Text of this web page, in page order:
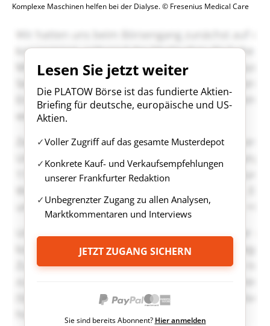
Komplexe Maschinen helfen bei der Dialyse. © Fresenius Medical Care
Lesen Sie jetzt weiter
Die PLATOW Börse ist das fundierte Aktien-
Briefing für deutsche, europäische und US-
Aktien.
Voller Zugriff auf das gesamte Musterdepot
Konkrete Kauf- und Verkaufsempfehlungen
unserer Frankfurter Redaktion
Unbegrenzter Zugang zu allen Analysen,
Marktkommentaren und Interviews
JETZT ZUGANG SICHERN
Sie sind bereits Abonnent? Hier anmelden